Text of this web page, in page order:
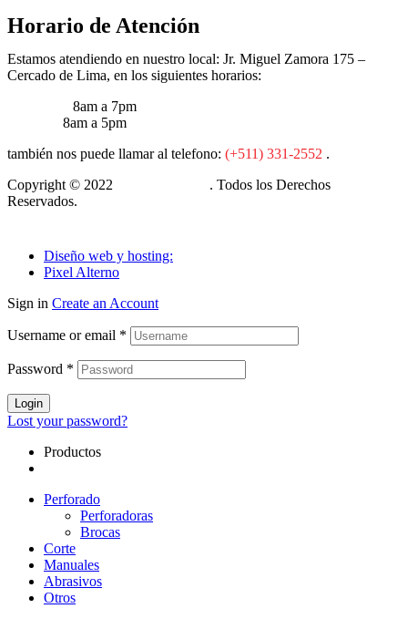
Horario de Atención
Estamos atendiendo en nuestro local: Jr. Miguel Zamora 175 –
Cercado de Lima, en los siguientes horarios:
8am a 7pm
8am a 5pm
también nos puede llamar al telefono: (+511) 331-2552 .
Copyright © 2022
. Todos los Derechos
Reservados.
Diseño web y hosting:
Pixel Alterno
Sign in Create an Account
Username or email *
Password *
Login
Lost your password?
Productos
Perforado
Perforadoras
Brocas
Corte
Manuales
Abrasivos
Otros